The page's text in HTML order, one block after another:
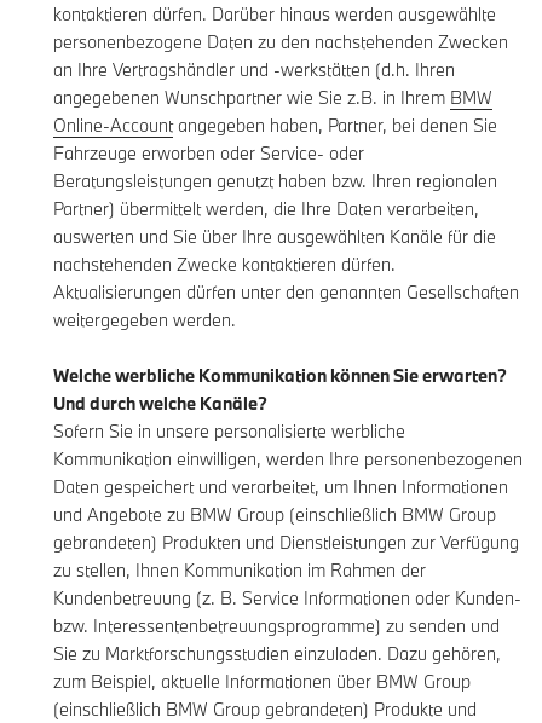
kontaktieren dürfen. Darüber hinaus werden ausgewählte
personenbezogene Daten zu den nachstehenden Zwecken
an Ihre Vertragshändler und -werkstätten (d.h. Ihren
angegebenen Wunschpartner wie Sie z.B. in Ihrem BMW
Online-Accountangegeben haben, Partner, bei denen Sie
Fahrzeuge erworben oder Service- oder
Beratungsleistungen genutzt haben bzw. Ihren regionalen
Partner) übermittelt werden, die Ihre Daten verarbeiten,
auswerten und Sie über Ihre ausgewählten Kanäle für die
nachstehenden Zwecke kontaktieren dürfen.
Aktualisierungen dürfen unter den genannten Gesellschaften
weitergegeben werden.
Welche werbliche Kommunikation können Sie erwarten?
Und durch welche Kanäle?
Sofern Sie in unsere personalisierte werbliche
Kommunikation einwilligen, werden Ihre personenbezogenen
Daten gespeichert und verarbeitet, um Ihnen Informationen
und Angebote zu BMW Group (einschließlich BMW Group
gebrandeten) Produkten und Dienstleistungen zur Verfügung
zu stellen, Ihnen Kommunikation im Rahmen der
Kundenbetreuung (z. B. Service Informationen oder Kunden-
bzw. Interessentenbetreuungsprogramme) zu senden und
Sie zu Marktforschungsstudien einzuladen. Dazu gehören,
zum Beispiel, aktuelle Informationen über BMW Group
(einschließlich BMW Group gebrandeten) Produkte und